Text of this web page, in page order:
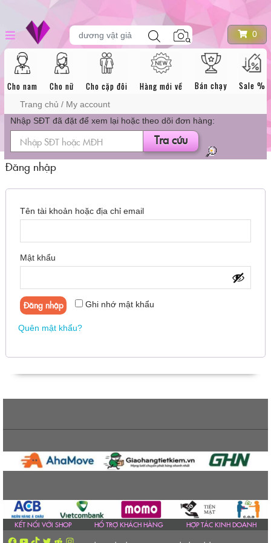
to
content
0
kiếm
sản
dương vật giả
Cho nam Cho nữ Cho cặp đôi Hàng mới về Bán chạy Sale %
Trang chủ / My account
Nhập SĐT đã đặt để xem lại hoặc theo dõi đơn hàng:
Tra cứu
Đăng nhập
Tên tài khoản hoặc địa chỉ email
buộc
Mật khẩu
buộc
Ghi nhớ mật khẩu
Đăng nhập
Quên mật khẩu?
KẾT NỐI VỚI SHOP
Facebook
YouTube
TikTokTwitterRedditInstagram
HỔ TRỢ KHÁCH HÀNG HỢP TÁC KINH DOANH